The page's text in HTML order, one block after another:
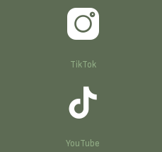
TikTok
YouTube